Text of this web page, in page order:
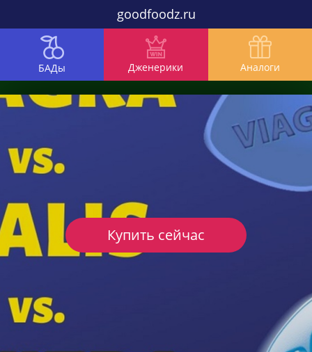
goodfoodz.ru
БАДы Дженерики Аналоги
Купить сейчас